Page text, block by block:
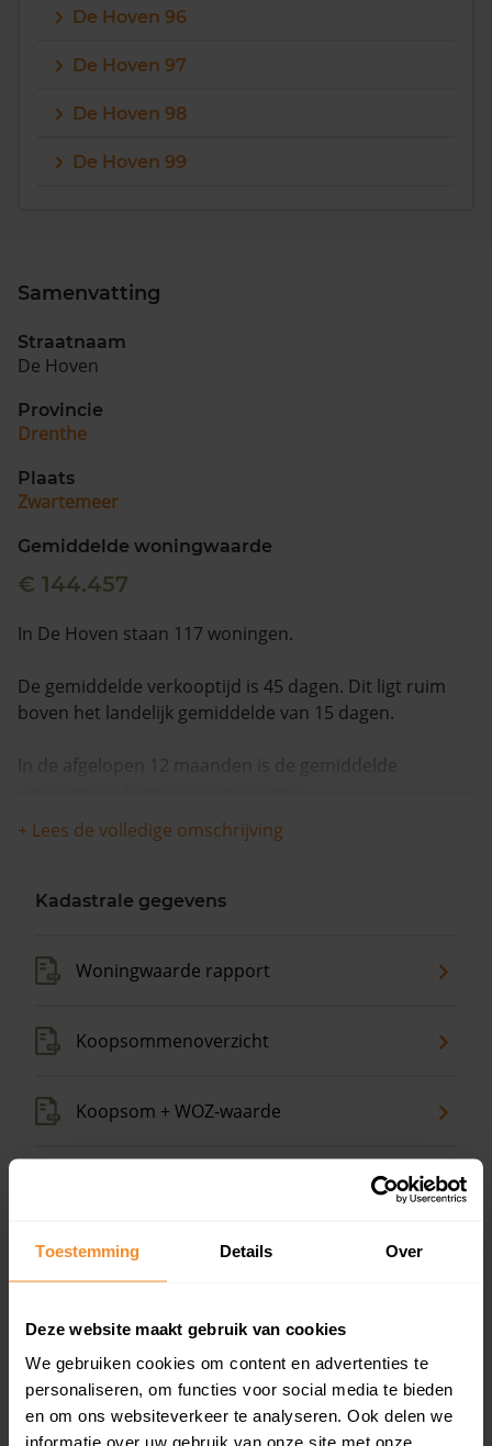
Toestemming Details Over
Deze website maakt gebruik van cookies
We gebruiken cookies om content en advertenties te
personaliseren, om functies voor social media te bieden
en om ons websiteverkeer te analyseren. Ook delen we
informatie over uw gebruik van onze site met onze
De Hoven 96
De Hoven 97
De Hoven 98
De Hoven 99
Samenvatting
Straatnaam
De Hoven
Provincie
Drenthe
Plaats
Zwartemeer
Gemiddelde woningwaarde
€ 144.457
In De Hoven staan 117 woningen.
De gemiddelde verkooptijd is 45 dagen. Dit ligt ruim
boven het landelijk gemiddelde van 15 dagen.
In de afgelopen 12 maanden is de gemiddelde
+ Lees de volledige omschrijving
Kadastrale gegevens
Woningwaarde rapport
Koopsommenoverzicht
Koopsom + WOZ-waarde
Persoonlijk stappenplan huis kopen
Slim bieden in 3 stappen